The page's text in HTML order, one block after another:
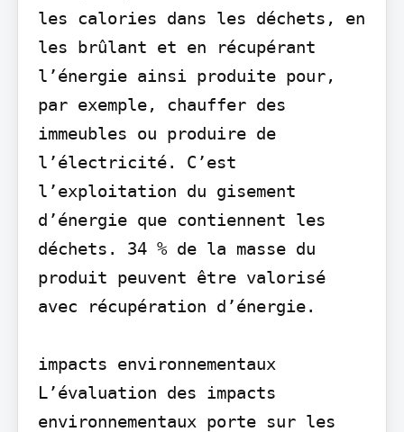
les calories dans les déchets, en
les brûlant et en récupérant
l’énergie ainsi produite pour,
par exemple, chauffer des
immeubles ou produire de
l’électricité. C’est
l’exploitation du gisement
d’énergie que contiennent les
déchets. 34 % de la masse du
produit peuvent être valorisé
avec récupération d’énergie.
impacts environnementaux
L’évaluation des impacts
environnementaux porte sur les